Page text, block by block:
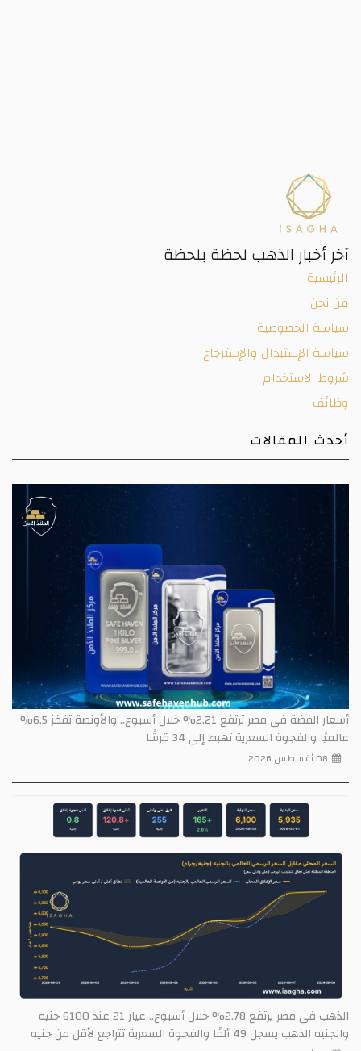
آخر أخبار الذهب لحظة بلحظة
الرئيسية
من نحن
سياسة الخصوصية
سياسة الإستبدال والإسترجاع
شروط الاستخدام
وظائف
أحدث المقالات
أسعار الفضة في مصر ترتفع 2.21% خلال أسبوع.. والأونصة تقفز 6.5%
عالميًا والفجوة السعرية تهبط إلى 34 قرشًا
08 أغسطس 2026
الذهب في مصر يرتفع 2.78% خلال أسبوع.. عيار 21 عند 6100 جنيه
والجنيه الذهب يسجل 49 ألفًا والفجوة السعرية تتراجع لأقل من جنيه